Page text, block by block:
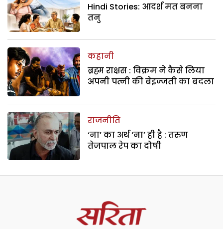
Hindi Stories: आदर्श मत बनना
तनु
कहानी
ब्रह्म राक्षस : विक्रम ने कैसे लिया
अपनी पत्नी की बेइज्जती का बदला
राजनीति
‘ना’ का अर्थ ‘ना’ ही है : तरुण
तेजपाल रेप का दोषी